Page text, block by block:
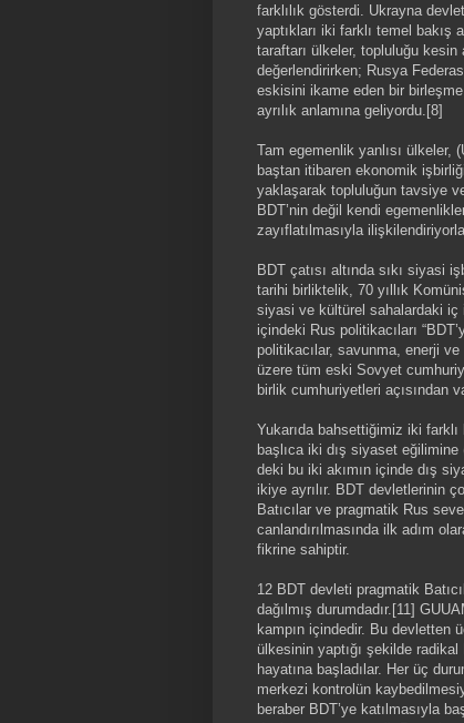
farklılık gösterdi. Ukrayna
yaptıkları iki farklı temel bakış
taraftarı ülkeler, topluluğu kesin
değerlendirirken; Rusya
eskisini ikame eden bir
ayrılık anlamına geliyordu.[8]
Tam egemenlik yanlısı
baştan itibaren ekonomik
yaklaşarak topluluğun tavsiye
BDT’nin değil kendi
zayıflatılmasıyla
BDT çatısı altında sıkı siyasi
tarihi birliktelik, 70 yıllık
siyasi ve kültürel sahalardaki iç
içindeki Rus politikacıları
politikacılar, savunma, enerji
üzere tüm eski Sovyet
birlik cumhuriyetleri açısından
Yukarıda bahsettiğimiz iki farklı
başlıca iki dış siyaset
deki bu iki akımın içinde dış
ikiye ayrılır. BDT devletlerinin
Batıcılar ve pragmatik Rus
canlandırılmasında ilk adım
fikrine sahiptir.
12 BDT devleti pragmatik
dağılmış durumdadır.[11]
kampın içindedir. Bu devletten
ülkesinin yaptığı şekilde
hayatına başladılar. Her üç
merkezi kontrolün
beraber BDT’ye katılmasıyla